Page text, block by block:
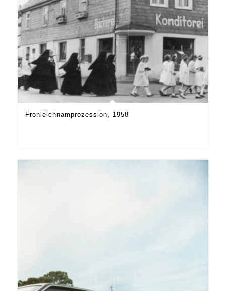
Fronleichnamprozession, 1958